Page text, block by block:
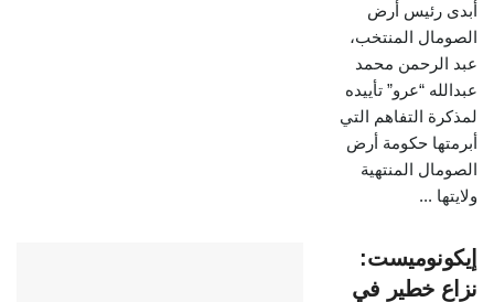
أبدى رئيس أرض
الصومال المنتخب،
عبد الرحمن محمد
عبدالله “عرو” تأييده
لمذكرة التفاهم التي
أبرمتها حكومة أرض
الصومال المنتهية
ولايتها ...
إيكونوميست:
نزاع خطير في